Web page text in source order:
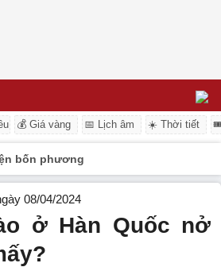
💰 Giá vàng 📅 Lịch âm ☀️ Thời tiết
bốn phương
08/04/2024
ở Hàn Quốc nở